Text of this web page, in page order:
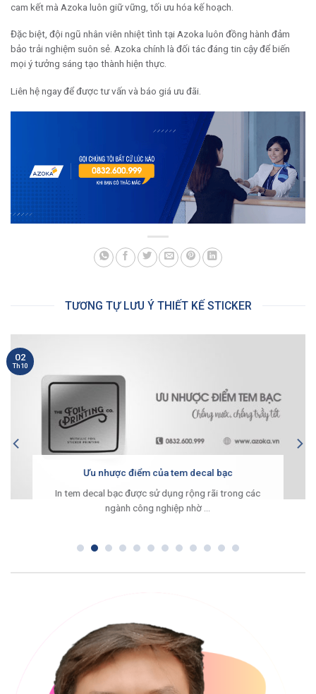
cam kết mà Azoka luôn giữ vững, tối ưu hóa kế hoạch.
Đặc biệt, đội ngũ nhân viên nhiệt tình tại Azoka luôn đồng hành đảm
bảo trải nghiệm suôn sẻ. Azoka chính là đối tác đáng tin cậy để biến
mọi ý tưởng sáng tạo thành hiện thực.
Liên hệ ngay để được tư vấn và báo giá ưu đãi.
TƯƠNG TỰ LƯU Ý THIẾT KẾ STICKER
Ưu nhược điểm của tem decal bạc
In tem decal bạc được sử dụng rộng rãi trong các
ngành công nghiệp nhờ ...
02
Th10